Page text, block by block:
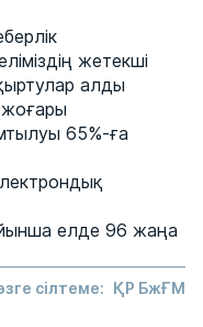
жетекші
алды
жоғары
65%-ға
елде 96 жаңа
сілтеме: ҚР БжҒМ